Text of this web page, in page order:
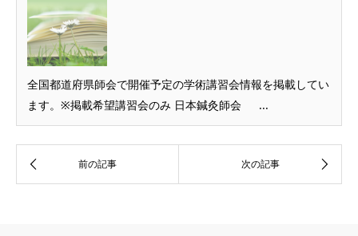
全国都道府県師会で開催予定の学術講習会情報を掲載してい
ます。※掲載希望講習会のみ 日本鍼灸師会 ...